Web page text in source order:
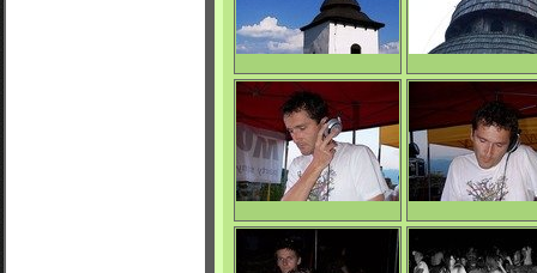
0/3968
La Mara Beat
0/3724
Datel